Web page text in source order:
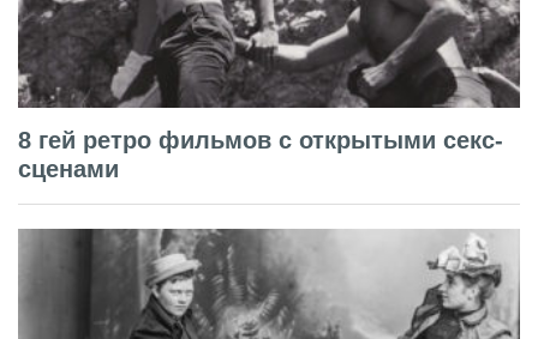
8 гей ретро фильмов с открытыми секс-
сценами